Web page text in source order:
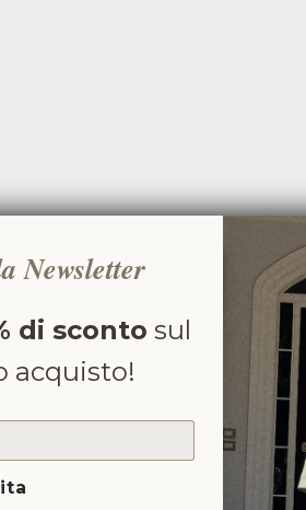
Newsletter
di sconto sul
acquisto!